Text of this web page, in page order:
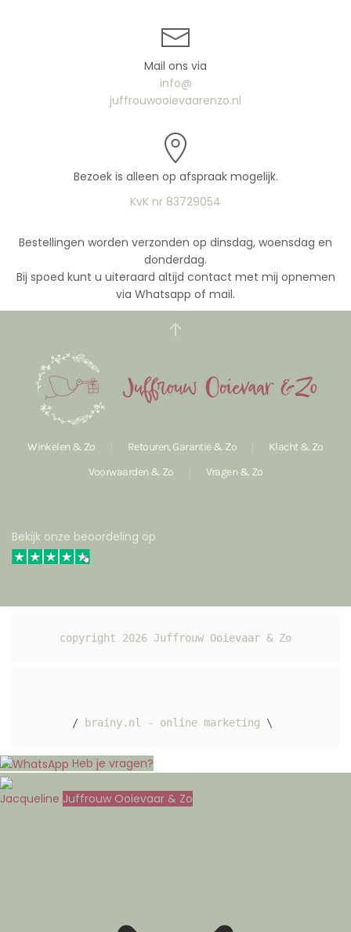
Mail ons via
info@
juffrouwooievaarenzo.nl
Bezoek is alleen op afspraak mogelijk.
KvK nr 83729054
Bestellingen worden verzonden op dinsdag, woensdag en
donderdag.
Bij spoed kunt u uiteraard altijd contact met mij opnemen
via Whatsapp of mail.
Winkelen & Zo Retouren, Garantie & Zo
Klacht & Zo
Voorwaarden & Zo
Vragen & Zo
Bekijk onze beoordeling op
copyright 2026 Juffrouw Ooievaar & Zo
/ brainy.nl - online marketing \
Heb je vragen?
Jacqueline Juffrouw Ooievaar & Zo